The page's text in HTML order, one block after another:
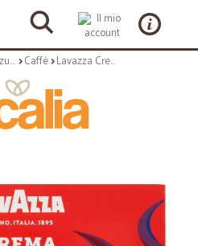
Caffè, tè e zucchero Caffè Lavazza Crema e Gusto Classico 50 Cialde 350 gr.